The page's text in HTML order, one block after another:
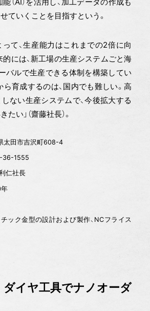
ていくことを目指すという。
て、生産能力はこれまでの2倍に向
的には、新工場の生産システムごと海
バルで生産できる体制を構築してい
ら育成するのは、国内でも難しい。高
ない生産システムで、今後拡大する
い」（齋藤社長）。
田市吉沢町608-4
1555
仁社長
ック金型の設計および製作、NCフライス
ダイヤ工具でナノオーダ